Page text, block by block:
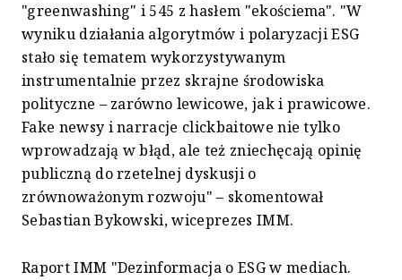
"greenwashing" i 545 z hasłem "ekościema". "W
wyniku działania algorytmów i polaryzacji ESG
stało się tematem wykorzystywanym
instrumentalnie przez skrajne środowiska
polityczne – zarówno lewicowe, jak i prawicowe.
Fake newsy i narracje clickbaitowe nie tylko
wprowadzają w błąd, ale też zniechęcają opinię
publiczną do rzetelnej dyskusji o
zrównoważonym rozwoju" – skomentował
Sebastian Bykowski, wiceprezes IMM.
Raport IMM "Dezinformacja o ESG w mediach.